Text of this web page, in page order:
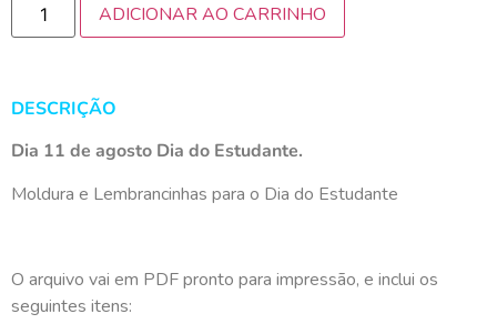
ADICIONAR AO CARRINHO
DESCRIÇÃO
Dia 11 de agosto Dia do Estudante.
Moldura e Lembrancinhas para o Dia do Estudante
O arquivo vai em PDF pronto para impressão, e inclui os
seguintes itens: